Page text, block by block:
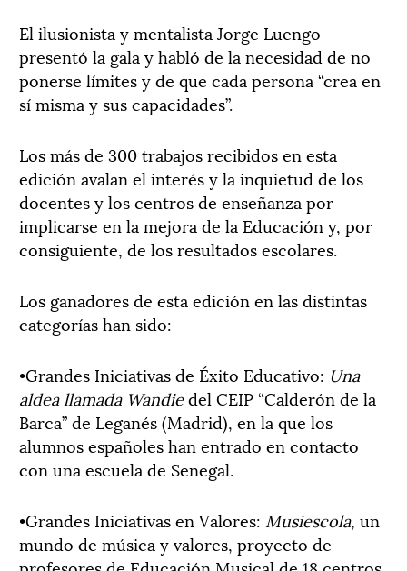
El ilusionista y mentalista Jorge Luengo
presentó la gala y habló de la necesidad de no
ponerse límites y de que cada persona “crea en
sí misma y sus capacidades”.
Los más de 300 trabajos recibidos en esta
edición avalan el interés y la inquietud de los
docentes y los centros de enseñanza por
implicarse en la mejora de la Educación y, por
consiguiente, de los resultados escolares.
Los ganadores de esta edición en las distintas
categorías han sido:
•Grandes Iniciativas de Éxito Educativo: Una
aldea llamada Wandiedel CEIP “Calderón de la
Barca” de Leganés (Madrid), en la que los
alumnos españoles han entrado en contacto
con una escuela de Senegal.
•Grandes Iniciativas en Valores: Musiescola, un
mundo de música y valores, proyecto de